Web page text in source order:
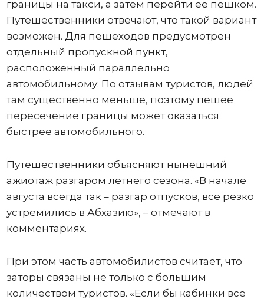
границы на такси, а затем перейти ее пешком.
Путешественники отвечают, что такой вариант
возможен. Для пешеходов предусмотрен
отдельный пропускной пункт,
расположенный параллельно
автомобильному. По отзывам туристов, людей
там существенно меньше, поэтому пешее
пересечение границы может оказаться
быстрее автомобильного.
Путешественники объясняют нынешний
ажиотаж разгаром летнего сезона. «В начале
августа всегда так – разгар отпусков, все резко
устремились в Абхазию», – отмечают в
комментариях.
При этом часть автомобилистов считает, что
заторы связаны не только с большим
количеством туристов. «Если бы кабинки все